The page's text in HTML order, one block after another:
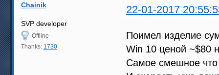
Chainik 22-01-2017
SVP developer
Offline
Thanks: 1730
Поимел изделие
Win 10 ценой ~$80
Самое смешное